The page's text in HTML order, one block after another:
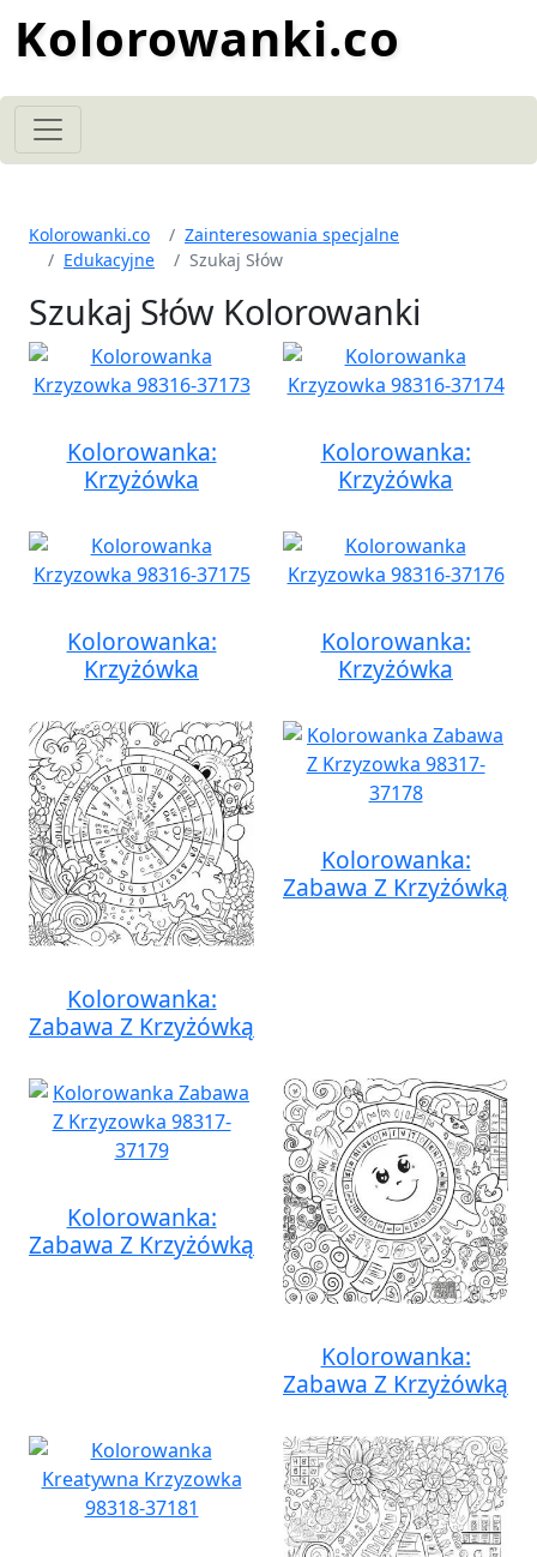
Kolorowanki.co
Kolorowanki.co
Zainteresowania specjalne
Edukacyjne
Szukaj Słów
Szukaj Słów Kolorowanki
Kolorowanka:
Krzyżówka
Kolorowanka:
Krzyżówka
Kolorowanka:
Krzyżówka
Kolorowanka:
Krzyżówka
Kolorowanka:
Zabawa Z Krzyżówką
Kolorowanka:
Zabawa Z Krzyżówką
Kolorowanka:
Zabawa Z Krzyżówką
Kolorowanka:
Zabawa Z Krzyżówką